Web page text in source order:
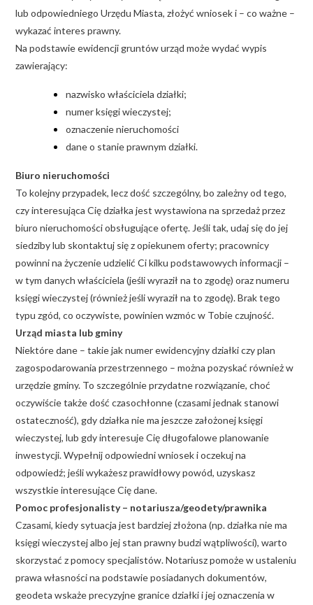
lub odpowiedniego Urzędu Miasta, złożyć wniosek i – co ważne –
wykazać interes prawny.
Na podstawie ewidencji gruntów urząd może wydać wypis
zawierający:
nazwisko właściciela działki;
numer księgi wieczystej;
oznaczenie nieruchomości
dane o stanie prawnym działki.
Biuro nieruchomości
To kolejny przypadek, lecz dość szczególny, bo zależny od tego,
czy interesująca Cię działka jest wystawiona na sprzedaż przez
biuro nieruchomości obsługujące ofertę. Jeśli tak, udaj się do jej
siedziby lub skontaktuj się z opiekunem oferty; pracownicy
powinni na życzenie udzielić Ci kilku podstawowych informacji –
w tym danych właściciela (jeśli wyraził na to zgodę) oraz numeru
księgi wieczystej (również jeśli wyraził na to zgodę). Brak tego
typu zgód, co oczywiste, powinien wzmóc w Tobie czujność.
Urząd miasta lub gminy
Niektóre dane – takie jak numer ewidencyjny działki czy plan
zagospodarowania przestrzennego – można pozyskać również w
urzędzie gminy. To szczególnie przydatne rozwiązanie, choć
oczywiście także dość czasochłonne (czasami jednak stanowi
ostateczność), gdy działka nie ma jeszcze założonej księgi
wieczystej, lub gdy interesuje Cię długofalowe planowanie
inwestycji. Wypełnij odpowiedni wniosek i oczekuj na
odpowiedź; jeśli wykażesz prawidłowy powód, uzyskasz
wszystkie interesujące Cię dane.
Pomoc profesjonalisty – notariusza/geodety/prawnika
Czasami, kiedy sytuacja jest bardziej złożona (np. działka nie ma
księgi wieczystej albo jej stan prawny budzi wątpliwości), warto
skorzystać z pomocy specjalistów. Notariusz pomoże w ustaleniu
prawa własności na podstawie posiadanych dokumentów,
geodeta wskaże precyzyjne granice działki i jej oznaczenia w